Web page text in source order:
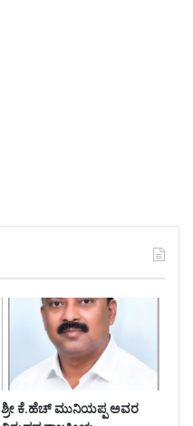
ಶ್ರೀ ಕೆ.ಹೆಚ್ ಮುನಿಯಪ್ಪ ಅವರ